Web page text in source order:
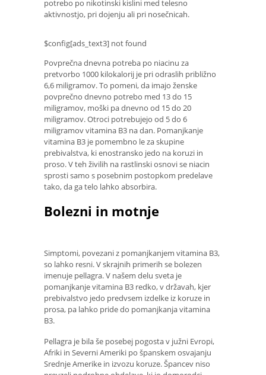
potrebo po nikotinski kislini med telesno
aktivnostjo, pri dojenju ali pri nosečnicah.
$config[ads_text3] not found
Povprečna dnevna potreba po niacinu za
pretvorbo 1000 kilokalorij je pri odraslih približno
6,6 miligramov. To pomeni, da imajo ženske
povprečno dnevno potrebo med 13 do 15
miligramov, moški pa dnevno od 15 do 20
miligramov. Otroci potrebujejo od 5 do 6
miligramov vitamina B3 na dan. Pomanjkanje
vitamina B3 je pomembno le za skupine
prebivalstva, ki enostransko jedo na koruzi in
proso. V teh živilih na rastlinski osnovi se niacin
sprosti samo s posebnim postopkom predelave
tako, da ga telo lahko absorbira.
Bolezni in motnje
Simptomi, povezani z pomanjkanjem vitamina B3,
so lahko resni. V skrajnih primerih se bolezen
imenuje pellagra. V našem delu sveta je
pomanjkanje vitamina B3 redko, v državah, kjer
prebivalstvo jedo predvsem izdelke iz koruze in
prosa, pa lahko pride do pomanjkanja vitamina
B3.
Pellagra je bila še posebej pogosta v južni Evropi,
Afriki in Severni Ameriki po španskem osvajanju
Srednje Amerike in izvozu koruze. Špancev niso